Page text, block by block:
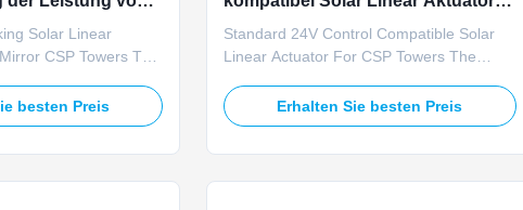
Solar Linear
CSP Towers The
coordinated
adjustment of
besten Preis
für CSP-Türme
Standard 24V Control Compatible Solar
Linear Actuator For CSP Towers The
linear actuator is engineered to match all
mainstream 24V PLC solar tracking
Erhalten Sie besten Preis